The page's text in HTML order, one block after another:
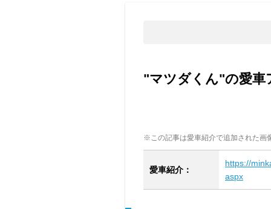
"マツダくん"の愛車
※この記事は愛車紹介で追加された画
愛車紹介：
https://
aspx